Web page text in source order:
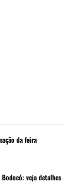
da feira
veja detalhes